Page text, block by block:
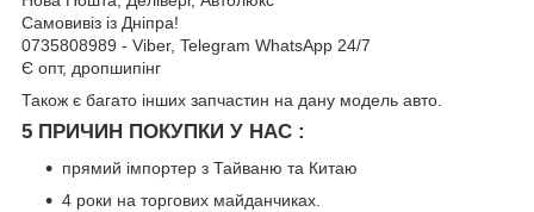
Самовивіз із Дніпра!
0735808989 - Viber, Telegram WhatsApp 24/7
Є опт, дропшипінг
Також є багато інших запчастин на дану модель авто.
5 ПРИЧИН ПОКУПКИ У НАС :
прямий імпортер з Тайваню та Китаю
4 роки на торгових майданчиках.